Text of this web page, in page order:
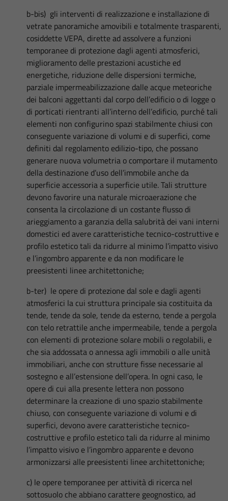
b-bis) gli interventi di realizzazione e installazione di
vetrate panoramiche amovibili e totalmente trasparenti,
cosiddette VEPA, dirette ad assolvere a funzioni
temporanee di protezione dagli agenti atmosferici,
miglioramento delle prestazioni acustiche ed
energetiche, riduzione delle dispersioni termiche,
parziale impermeabilizzazione dalle acque meteoriche
dei balconi aggettanti dal corpo dell’edificio o di logge o
di porticati rientranti all’interno dell’edificio, purché tali
elementi non configurino spazi stabilmente chiusi con
conseguente variazione di volumi e di superfici, come
definiti dal regolamento edilizio-tipo, che possano
generare nuova volumetria o comportare il mutamento
della destinazione d’uso dell’immobile anche da
superficie accessoria a superficie utile. Tali strutture
devono favorire una naturale microaerazione che
consenta la circolazione di un costante flusso di
arieggiamento a garanzia della salubrità dei vani interni
domestici ed avere caratteristiche tecnico-costruttive e
profilo estetico tali da ridurre al minimo l’impatto visivo
e l’ingombro apparente e da non modificare le
preesistenti linee architettoniche;
b-ter) le opere di protezione dal sole e dagli agenti
atmosferici la cui struttura principale sia costituita da
tende, tende da sole, tende da esterno, tende a pergola
con telo retrattile anche impermeabile, tende a pergola
con elementi di protezione solare mobili o regolabili, e
che sia addossata o annessa agli immobili o alle unità
immobiliari, anche con strutture fisse necessarie al
sostegno e all’estensione dell’opera. In ogni caso, le
opere di cui alla presente lettera non possono
determinare la creazione di uno spazio stabilmente
chiuso, con conseguente variazione di volumi e di
superfici, devono avere caratteristiche tecnico-
costruttive e profilo estetico tali da ridurre al minimo
l’impatto visivo e l’ingombro apparente e devono
armonizzarsi alle preesistenti linee architettoniche;
c) le opere temporanee per attività di ricerca nel
sottosuolo che abbiano carattere geognostico, ad